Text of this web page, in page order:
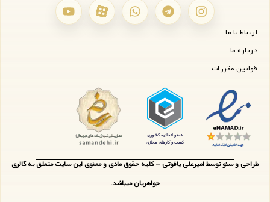
ارتباط با ما
درباره ما
قوانین مقررات
طراحی و سئو توسط امیرعلی یاقوتی - کلیه حقوق مادی و معنوی این سایت متعلق به گالری
جواهریان میباشد.